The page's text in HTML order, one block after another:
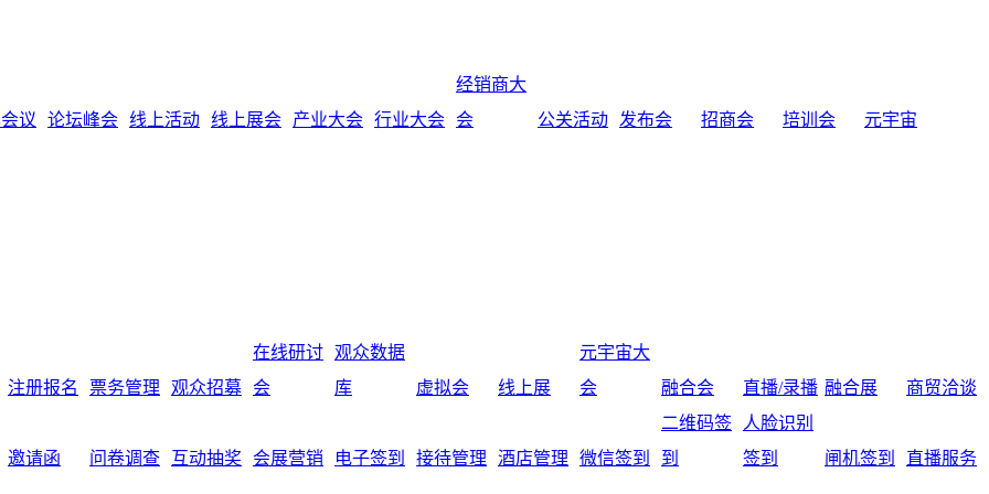
议 论坛峰会 线上活动 线上展会 产业大会 行业大会
经销商大
会
公关活动 发布会 招商会 培训会 元宇宙
注册报名 票务管理 观众招募
在线研讨
会
观众数据
库
虚拟会 线上展
元宇宙大
会
融合会 直播/录播 融合展 商贸洽谈
邀请函 问卷调查 互动抽奖 会展营销 电子签到 接待管理 酒店管理 微信签到
二维码签
到
人脸识别
签到
闸机签到 直播服务